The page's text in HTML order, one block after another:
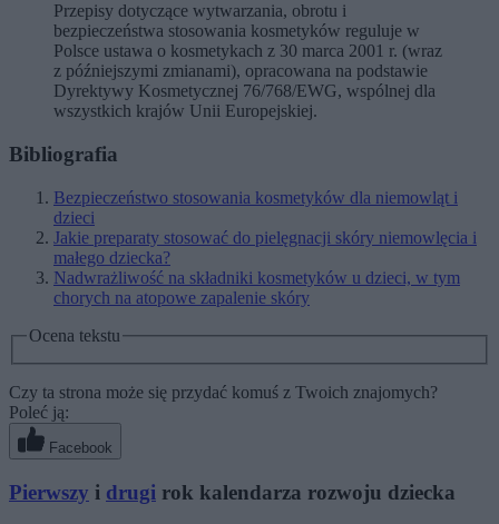
Przepisy dotyczące wytwarzania, obrotu i
bezpieczeństwa stosowania kosmetyków reguluje w
Polsce ustawa o kosmetykach z 30 marca 2001 r. (wraz
z późniejszymi zmianami), opracowana na podstawie
Dyrektywy Kosmetycznej 76/768/EWG, wspólnej dla
wszystkich krajów Unii Europejskiej.
Bibliografia
Bezpieczeństwo stosowania kosmetyków dla niemowląt i
dzieci
Jakie preparaty stosować do pielęgnacji skóry niemowlęcia i
małego dziecka?
Nadwrażliwość na składniki kosmetyków u dzieci, w tym
chorych na atopowe zapalenie skóry
Ocena tekstu
Czy ta strona może się przydać komuś z Twoich znajomych?
Poleć ją:
Facebook
Pierwszy i drugi rok kalendarza rozwoju dziecka